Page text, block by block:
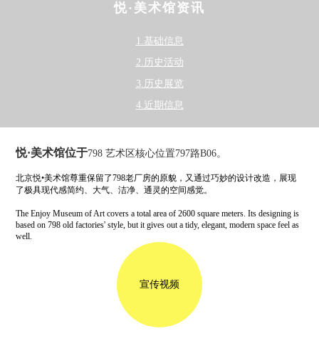
悦·美术馆资讯
1.基础信息
2.历史活动
3.历史展览
4.近期信息
悦·美术馆位于798 艺术区核心位置797路B06。
北京悦•美术馆尊重保留了798老厂房的原貌，又通过巧妙的设计改造，展现
了极具现代感简约、大气、洁净、通灵的空间感觉。
The Enjoy Museum of Art covers a total area of 2600 square meters. Its designing is
based on 798 old factories' style, but it gives out a tidy, elegant, modern space feel as
well.
宣传视频